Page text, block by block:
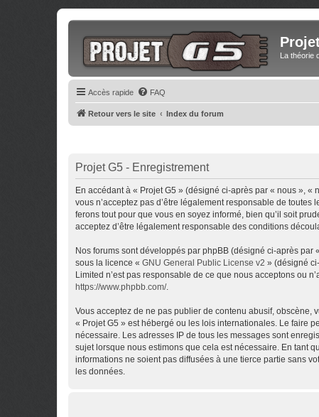
La théorie
Accès rapide FAQ
Retour vers le site Index du forum
Projet G5 - Enregistrement
En accédant à « Projet G5 » (désigné ci-après par « nous », «
vous n’acceptez pas d’être légalement responsable de
ferons tout pour que vous en soyez informé, bien qu’il soit
acceptez d’être légalement responsable des conditions
Nos forums sont développés par phpBB (désigné ci-après
sous la licence « GNU General Public License v2 » (désigné
Limited n’est pas responsable de ce que nous acceptons ou
https://www.phpbb.com/.
Vous acceptez de ne pas publier de contenu abusif, obscène,
« Projet G5 » est hébergé ou les lois internationales. Le faire
nécessaire. Les adresses IP de tous les messages sont
sujet lorsque nous estimons que cela est nécessaire. En tant
informations ne soient pas diffusées à une tierce partie sans
les données.